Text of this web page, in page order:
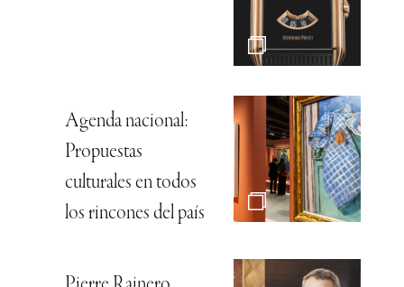
Agenda nacional:
Propuestas
culturales en todos
los rincones del país